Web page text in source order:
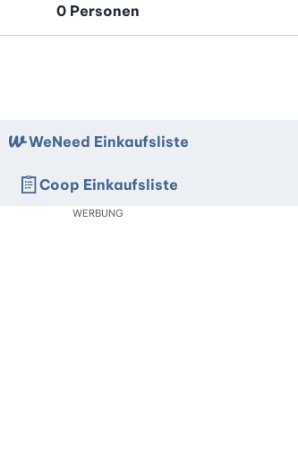
WeNeed Einkaufsliste
Coop Einkaufsliste
WERBUNG